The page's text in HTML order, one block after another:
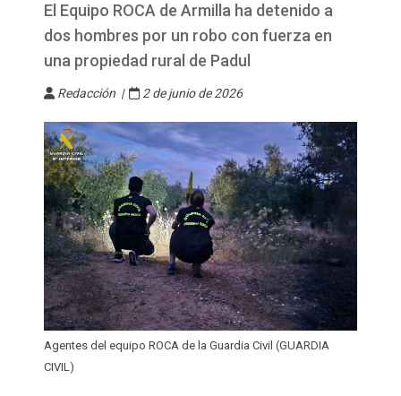
El Equipo ROCA de Armilla ha detenido a
dos hombres por un robo con fuerza en
una propiedad rural de Padul
Redacción | 2 de junio de 2026
Agentes del equipo ROCA de la Guardia Civil (GUARDIA
CIVIL)